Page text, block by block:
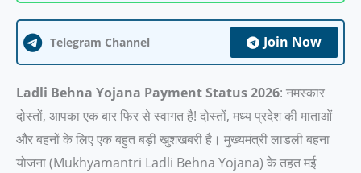
Telegram Channel Join Now
Ladli Behna Yojana Payment Status 2026: नमस्कार
दोस्तों, आपका एक बार फिर से स्वागत है! दोस्तों, मध्य प्रदेश की माताओं
और बहनों के लिए एक बहुत बड़ी खुशखबरी है। मुख्यमंत्री लाडली बहना
योजना (Mukhyamantri Ladli Behna Yojana) के तहत मई